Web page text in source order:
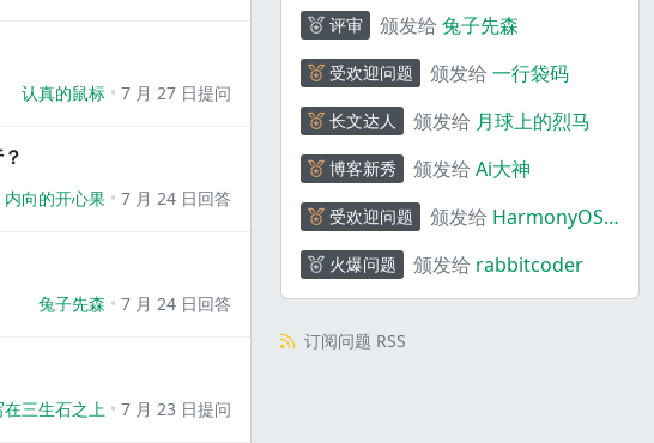
认真的鼠标 7 月 27 日提问
内向的开心果 7 月 24 日回答
兔子先森 7 月 24 日回答
三生石之上 7 月 23 日提问
评审 颁发给 兔子先森
受欢迎问题 颁发给 一行袋码
长文达人 颁发给 月球上的烈马
博客新秀 颁发给 Ai大神
受欢迎问题 颁发给 HarmonyOS
火爆问题 颁发给 rabbitcoder
订阅问题 RSS